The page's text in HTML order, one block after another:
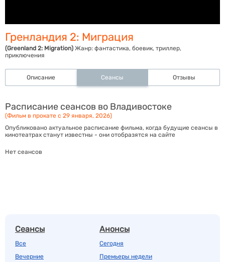
Гренландия 2: Миграция
(Greenland 2: Migration) Жанр: фантастика, боевик, триллер,
приключения
Описание Сеансы Отзывы
Расписание сеансов во Владивостоке
(Фильм в прокате с 29 января, 2026)
Опубликовано актуальное расписание фильма, когда будущие сеансы в
кинотеатрах станут известны - они отобразятся на сайте
Нет сеансов
Сеансы
Все
Вечерние
Анонсы
Сегодня
Премьеры недели